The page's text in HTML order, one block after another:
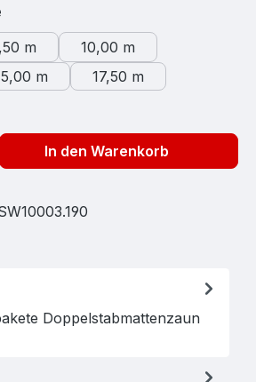
m
10,00 m
m
17,50 m
In den Warenkorb
Doppelstabmattenzaun